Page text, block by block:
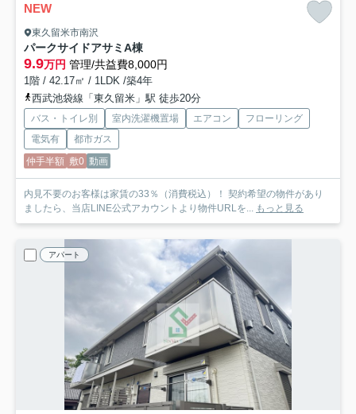
NEW
東久留米市南沢
パークサイドアサミA棟
9.9万円 管理/共益費8,000円
1階 / 42.17㎡ / 1LDK /築4年
西武池袋線「東久留米」駅 徒歩20分
バス・トイレ別 室内洗濯機置場 エアコン
フローリング
電気有
都市ガス
仲手半額 敷0 動画
内見不要のお客様は家賃の33％（消費税込）！ 契約希望の物件があり
ましたら、当店LINE公式アカウントより物件URLを...
もっと見る
アパート